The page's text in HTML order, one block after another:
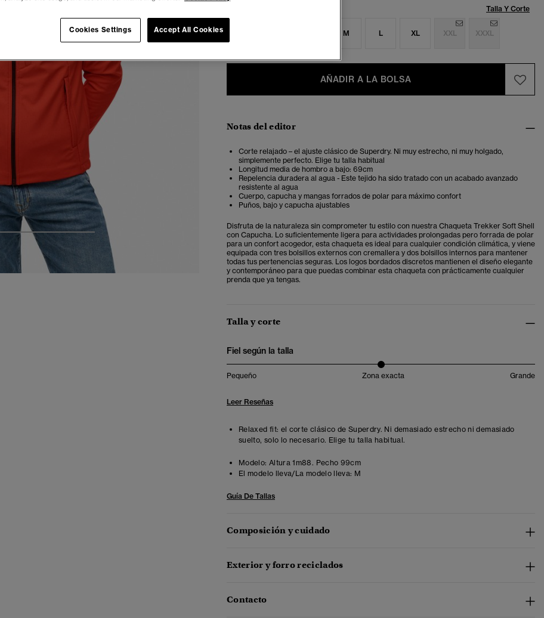
4 5
Talla Y Corte
M L XL XXL XXXL
AÑADIR A LA BOLSA
Notas del editor
Corte relajado – el ajuste clásico de Superdry. Ni muy estrecho, ni muy holgado,
simplemente perfecto. Elige tu talla habitual
Longitud media de hombro a bajo: 69cm
Repelencia duradera al agua - Este tejido ha sido tratado con un acabado avanzado
resistente al agua
Cuerpo, capucha y mangas forrados de polar para máximo confort
Puños, bajo y capucha ajustables
Disfruta de la naturaleza sin comprometer tu estilo con nuestra Chaqueta Trekker Soft Shell
con Capucha. Lo suficientemente ligera para actividades prolongadas pero forrada de polar
para un confort acogedor, esta chaqueta es ideal para cualquier condición climática, y viene
equipada con tres bolsillos externos con cremallera y dos bolsillos internos para mantener
todas tus pertenencias seguras. Los logos bordados discretos mantienen el diseño elegante
y contemporáneo para que puedas combinar esta chaqueta con prácticamente cualquier
prenda que ya tengas.
Talla y corte
Fiel según la talla
Pequeño Zona exacta Grande
Leer Reseñas
Relaxed fit: el corte clásico de Superdry. Ni demasiado estrecho ni demasiado
suelto, solo lo necesario. Elige tu talla habitual.
Modelo: Altura 1m88. Pecho 99cm
El modelo lleva/La modelo lleva: M
Guía De Tallas
Composición y cuidado
Exterior y forro reciclados
Contacto
Accept All Cookies
Cookies Settings